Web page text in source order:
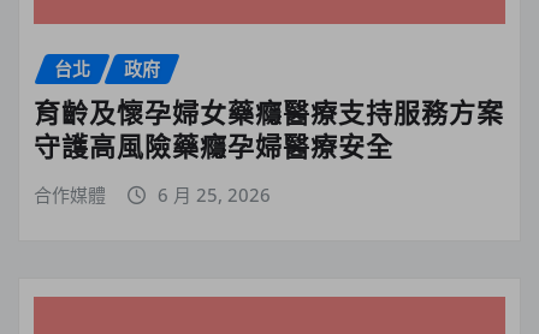
台北 政府
育齡及懷孕婦女藥癮醫療支持服務方案
守護高風險藥癮孕婦醫療安全
合作媒體 6 月 25, 2026